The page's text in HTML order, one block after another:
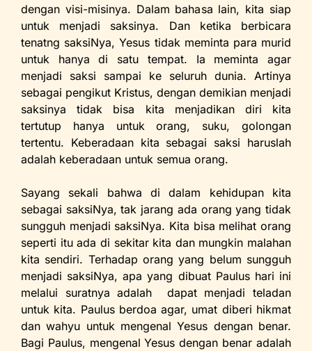
dengan visi-misinya. Dalam bahasa lain, kita siap
untuk menjadi saksinya. Dan ketika berbicara
tenatng saksiNya, Yesus tidak meminta para murid
untuk hanya di satu tempat. Ia meminta agar
menjadi saksi sampai ke seluruh dunia. Artinya
sebagai pengikut Kristus, dengan demikian menjadi
saksinya tidak bisa kita menjadikan diri kita
tertutup hanya untuk orang, suku, golongan
tertentu. Keberadaan kita sebagai saksi haruslah
adalah keberadaan untuk semua orang.
Sayang sekali bahwa di dalam kehidupan kita
sebagai saksiNya, tak jarang ada orang yang tidak
sungguh menjadi saksiNya. Kita bisa melihat orang
seperti itu ada di sekitar kita dan mungkin malahan
kita sendiri. Terhadap orang yang belum sungguh
menjadi saksiNya, apa yang dibuat Paulus hari ini
melalui suratnya adalah dapat menjadi teladan
untuk kita. Paulus berdoa agar, umat diberi hikmat
dan wahyu untuk mengenal Yesus dengan benar.
Bagi Paulus, mengenal Yesus dengan benar adalah